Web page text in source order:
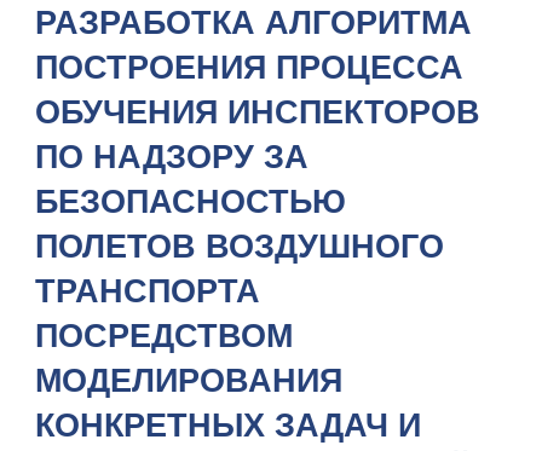
РАЗРАБОТКА АЛГОРИТМА
ПОСТРОЕНИЯ ПРОЦЕССА
ОБУЧЕНИЯ ИНСПЕКТОРОВ
ПО НАДЗОРУ ЗА
БЕЗОПАСНОСТЬЮ
ПОЛЕТОВ ВОЗДУШНОГО
ТРАНСПОРТА
ПОСРЕДСТВОМ
МОДЕЛИРОВАНИЯ
КОНКРЕТНЫХ ЗАДАЧ И